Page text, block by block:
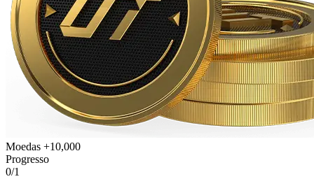
Moedas +10,000
Progresso
0/1